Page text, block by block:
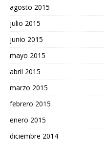
agosto 2015
julio 2015
junio 2015
mayo 2015
abril 2015
marzo 2015
febrero 2015
enero 2015
diciembre 2014